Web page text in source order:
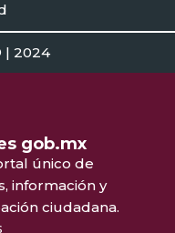
| 2024
gob.mx
único de
información y
ciudadana.